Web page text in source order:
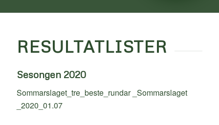
RESULTATLISTER
Sesongen 2020
Sommarslaget_tre_beste_rundar _ Sommarslaget
_2020_01.07